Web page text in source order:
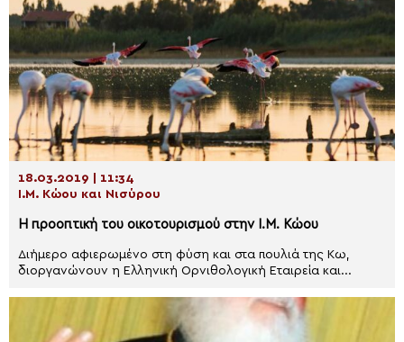
18.03.2019 | 11:34
Ι.Μ. Κώου και Νισύρου
Η προοπτική του οικοτουρισμού στην Ι.Μ. Κώου
Διήμερο αφιερωμένο στη φύση και στα πουλιά της Κω,
διοργανώνουν η Ελληνική Ορνιθολογική Εταιρεία και...